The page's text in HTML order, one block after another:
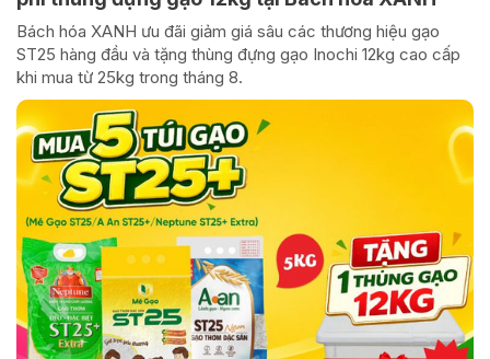
Bách hóa XANH ưu đãi giảm giá sâu các thương hiệu gạo
ST25 hàng đầu và tặng thùng đựng gạo Inochi 12kg cao cấp
khi mua từ 25kg trong tháng 8.